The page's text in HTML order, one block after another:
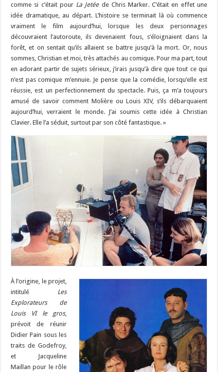
comme si c’était pour La Jetéede Chris Marker. C’était en effet une
idée dramatique, au départ. L’histoire se terminait là où commence
vraiment le film aujourd’hui, lorsque les deux personnages
découvraient l’autoroute, ils devenaient fous, s’éloignaient dans la
forêt, et on sentait qu’ils allaient se battre jusqu’à la mort. Or, nous
sommes, Christian et moi, très attachés au comique. Pour ma part, tout
en adorant partir de sujets sérieux, j’irais jusqu’à dire que tout ce qui
n’est pas comique m’ennuie. Je pense que la comédie, lorsqu’elle est
réussie, est un perfectionnement du spectacle. Puis, ça m’a toujours
amusé de savoir comment Molière ou Louis XIV, s’ils débarquaient
aujourd’hui, verraient le monde. J’ai soumis cette idée à Christian
Clavier. Elle l’a séduit, surtout par son côté fantastique. »
À l’origine, le projet,
intitulé Les
Explorateurs de
Louis VI le gros,
prévoit de réunir
Didier Pain sous les
traits de Godefroy,
et Jacqueline
Maillan pour le rôle